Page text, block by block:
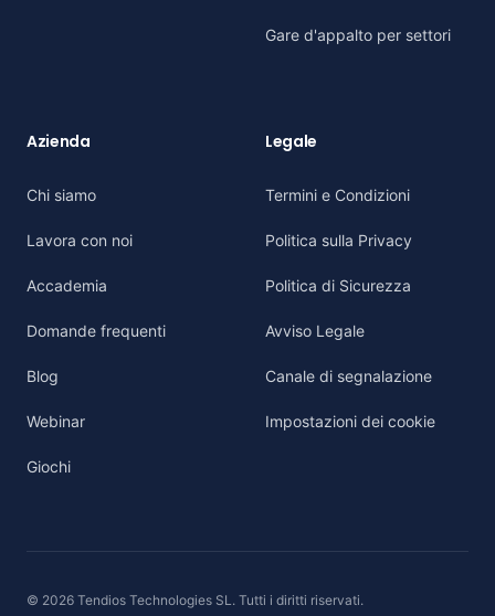
Gare d'appalto per settori
Azienda
Chi siamo
Lavora con noi
Accademia
Domande frequenti
Blog
Webinar
Giochi
Legale
Termini e Condizioni
Politica sulla Privacy
Politica di Sicurezza
Avviso Legale
Canale di segnalazione
Impostazioni dei cookie
© 2026 Tendios Technologies SL. Tutti i diritti riservati.